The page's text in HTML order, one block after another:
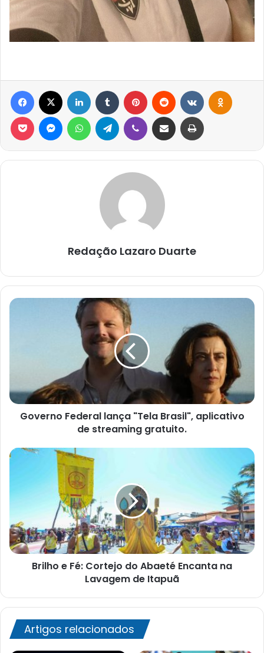
Facebook Linkedin Tumblr Pinterest Reddit
Pocket MessengerWhatsAppTelegram Viber Compartilhar via e-mail Imprimir
Redação Lazaro Duarte
Governo
streaming
gratuito.
Governo Federal lança "Tela Brasil", aplicativo
de streaming gratuito.
Brilho
Encanta
na
Lavagem
Brilho e Fé: Cortejo do Abaeté Encanta na
Lavagem de Itapuã
Artigos relacionados